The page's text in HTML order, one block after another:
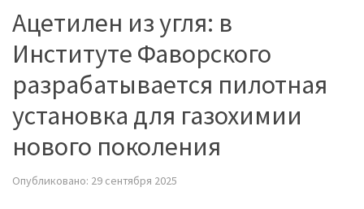
Ацетилен из угля: в
Институте Фаворского
разрабатывается пилотная
установка для газохимии
нового поколения
Опубликовано: 29 сентября 2025